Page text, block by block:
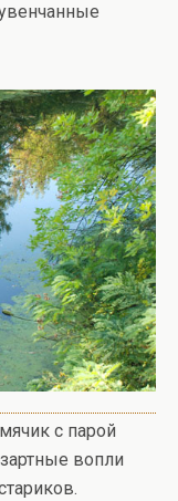
с парой
вопли